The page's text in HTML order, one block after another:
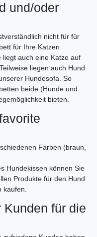
und/oder
nicht für für
für Ihre Katzen
auch eine Katze auf
liegen auch Hund
Hundesofa. So
beide (Hunde und
bieten.
Farben (braun,
Hundekissen können Sie
Produkte für den Hund
kaufen.
Kunden für die